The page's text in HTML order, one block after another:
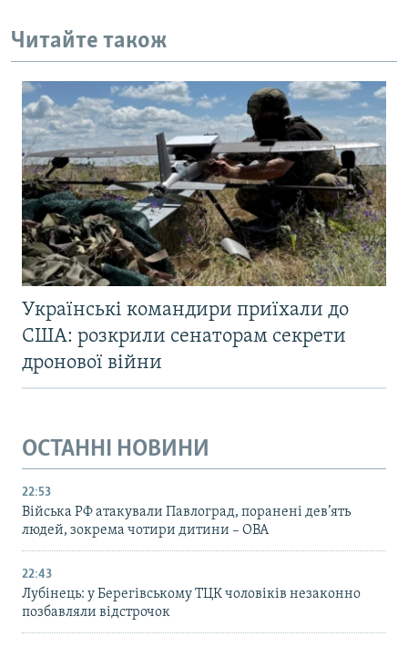
Читайте також
Українські командири приїхали до
США: розкрили сенаторам секрети
дронової війни
ОСТАННІ НОВИНИ
22:53
Війська РФ атакували Павлоград, поранені дев’ять
людей, зокрема чотири дитини – ОВА
22:43
Лубінець: у Берегівському ТЦК чоловіків незаконно
позбавляли відстрочок